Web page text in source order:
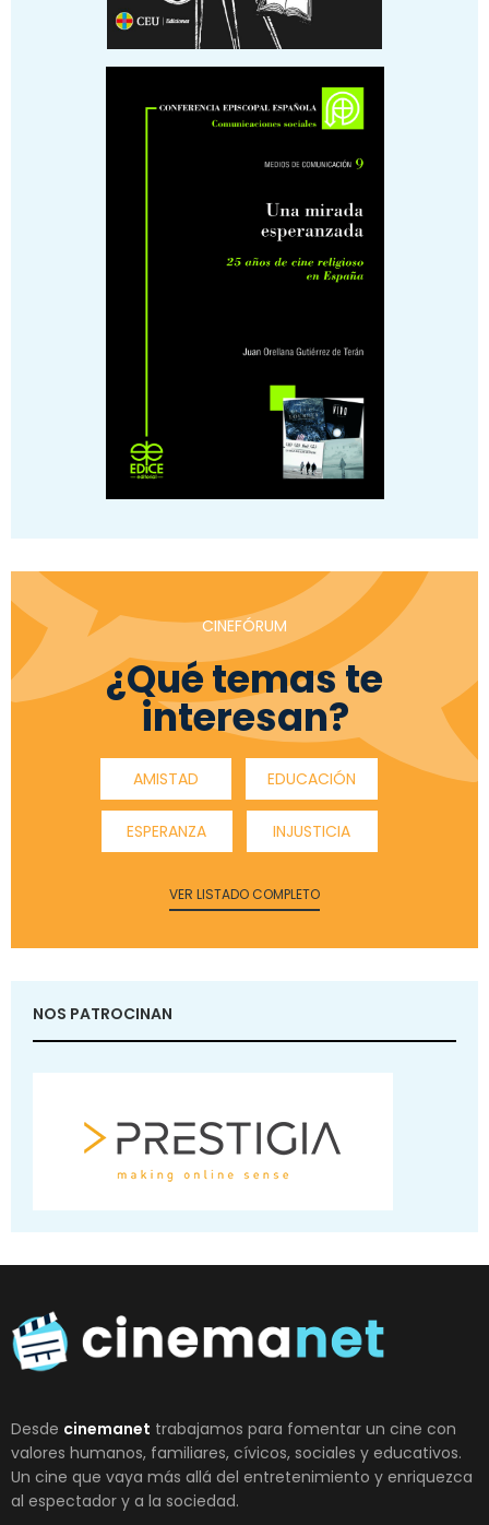
CINEFÓRUM
¿Qué temas te
interesan?
AMISTAD EDUCACIÓN
ESPERANZA INJUSTICIA
VER LISTADO COMPLETO
NOS PATROCINAN
Desde cinemanet trabajamos para fomentar un cine con
valores humanos, familiares, cívicos, sociales y educativos.
Un cine que vaya más allá del entretenimiento y enriquezca
al espectador y a la sociedad.